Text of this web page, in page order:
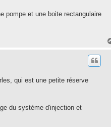
pompe et une boite rectangulaire
qui est une petite réserve
du système d'injection et